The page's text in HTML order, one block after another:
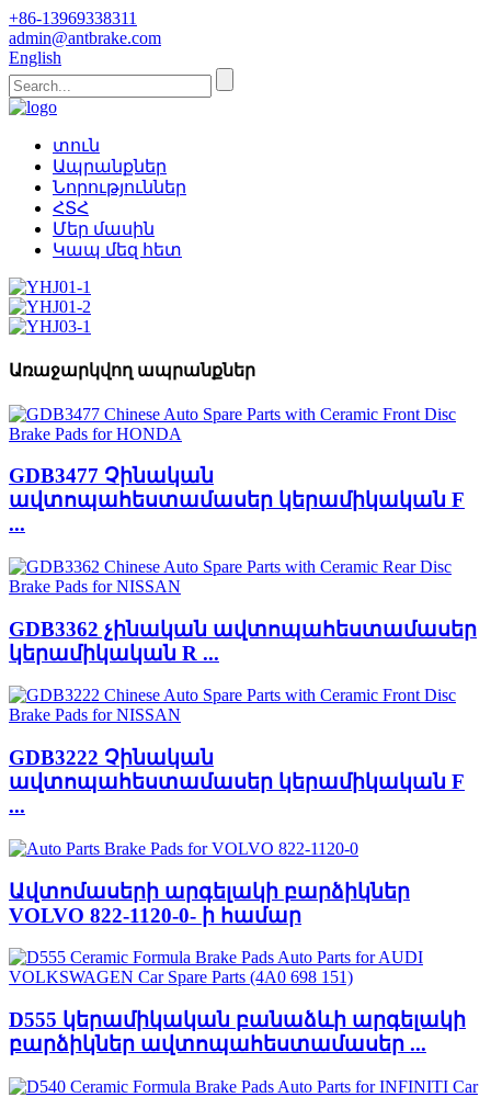
+86-13969338311
admin@antbrake.com
English
տուն
Ապրանքներ
Նորություններ
ՀՏՀ
Մեր մասին
Կապ մեզ հետ
Առաջարկվող ապրանքներ
GDB3477 Չինական
ավտոպահեստամասեր կերամիկական F
...
GDB3362 չինական ավտոպահեստամասեր
կերամիկական R ...
GDB3222 Չինական
ավտոպահեստամասեր կերամիկական F
...
Ավտոմասերի արգելակի բարձիկներ
VOLVO 822-1120-0- ի համար
D555 կերամիկական բանաձևի արգելակի
բարձիկներ ավտոպահեստամասեր ...